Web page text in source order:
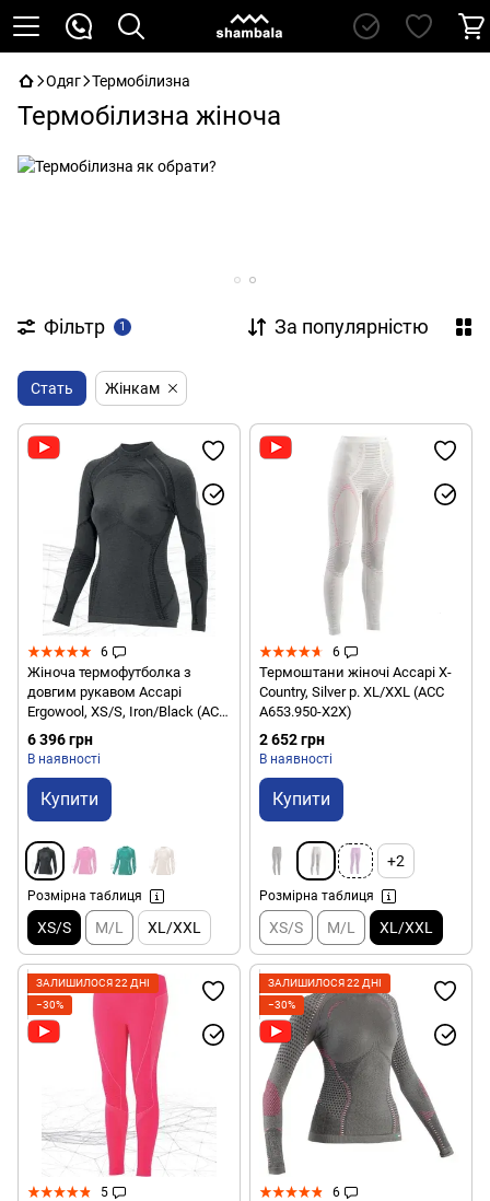
Одяг Термобілизна
Термобілизна жіноча
Фільтр 1 За популярністю
Стать Жінкам
6
Жіноча термофутболка з
довгим рукавом Accapi
Ergowool, XS/S, Iron/Black (ACC
WА711.6799-XSS)
6 396 грн
В наявності
Купити
Розмірна таблиця
XS/S M/L XL/XXL
6
Термоштани жіночі Accapi X-
Country, Silver р. XL/XXL (ACC
А653.950-X2X)
2 652 грн
В наявності
Купити
+2
Розмірна таблиця
XS/S M/L XL/XXL
ЗАЛИШИЛОСЯ 22 ДНІ
−30%
5
ЗАЛИШИЛОСЯ 22 ДНІ
−30%
6